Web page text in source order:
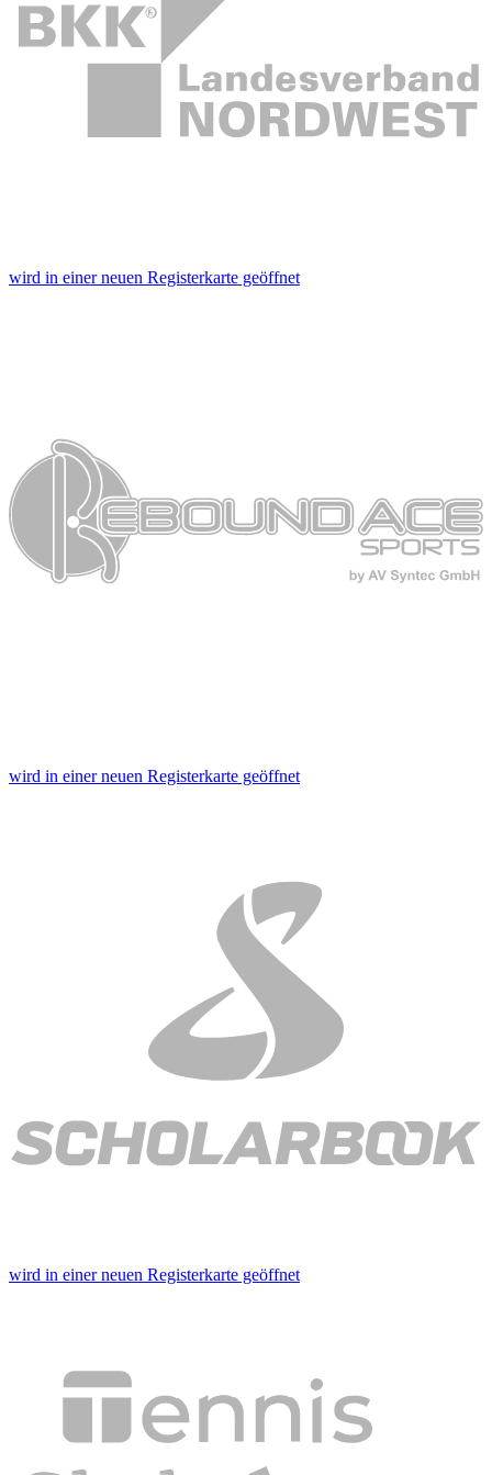
wird in einer neuen Registerkarte geöffnet
wird in einer neuen Registerkarte geöffnet
wird in einer neuen Registerkarte geöffnet